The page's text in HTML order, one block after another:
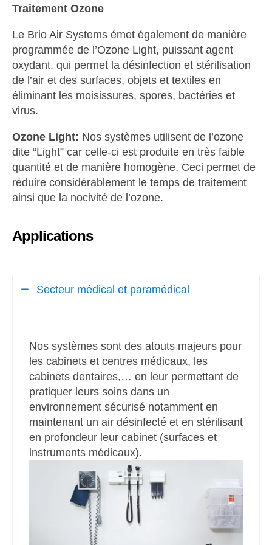
Traitement Ozone
Le Brio Air Systems émet également de manière
programmée de l’Ozone Light, puissant agent
oxydant, qui permet la désinfection et stérilisation
de l’air et des surfaces, objets et textiles en
éliminant les moisissures, spores, bactéries et
virus.
Ozone Light: Nos systèmes utilisent de l’ozone
dite “Light” car celle-ci est produite en très faible
quantité et de manière homogène. Ceci permet de
réduire considérablement le temps de traitement
ainsi que la nocivité de l’ozone.
Applications
Secteur médical et paramédical
Nos systèmes sont des atouts majeurs pour
les cabinets et centres médicaux, les
cabinets dentaires,… en leur permettant de
pratiquer leurs soins dans un
environnement sécurisé notamment en
maintenant un air désinfecté et en stérilisant
en profondeur leur cabinet (surfaces et
instruments médicaux).